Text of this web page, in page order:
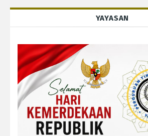
YAYASAN